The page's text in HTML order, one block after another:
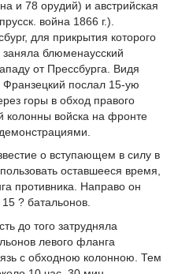
и 78 орудий) и австрийская
война 1866 г.).
для прикрытия которого
блюменаусский
от Прессбурга. Видя
Франзецкий послал 15-ую
горы в обход правого
колонны войска на фронте
о вступающем в силу в
оставшееся время,
противника. Направо он
? батальонов.
до того затрудняла
левого фланга
с обходною колонною. Тем